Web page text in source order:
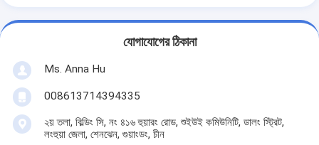
যোগাযোগের ঠিকানা
Ms. Anna Hu
008613714394335
২য় তলা, বিল্ডিং সি, নং ৪১৬ হুয়ারং রোড, শুইউই কমিউনিটি, ডালং স্ট্রিট,
লংহুয়া জেলা, শেনঝেন, গুয়াংডং, চীন